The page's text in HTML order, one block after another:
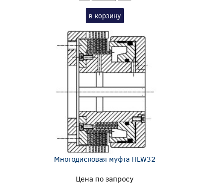
в корзину
Многодисковая муфта HLW32
Цена по запросу